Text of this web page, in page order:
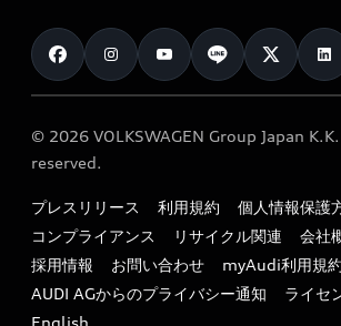
カタログ一覧
車検 / 定期点検
e-tronアフターサポート
myAudi
クオリティ
保証
メンテナンス
ファイナンス
キャンペーン / イベント
買取査定
お知らせ
オーナー様向けキャンペーン
特定整備適用車一覧
リサイクル法
よくある質問（FAQ）
© 2026 VOLKSWAGEN Group Japan
reserved.
プレスリリース 利用規約
個人情報保護
コンプライアンス
リサイクル関連
会社
採用情報
お問い合わせ
myAudi利用規約
AUDI AGからのプライバシー通知
ライセ
English